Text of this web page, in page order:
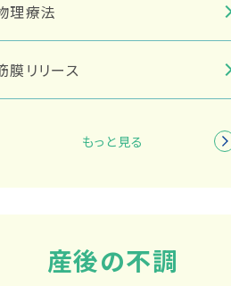
理療法
膜リリース
もっと見る
産後の不調